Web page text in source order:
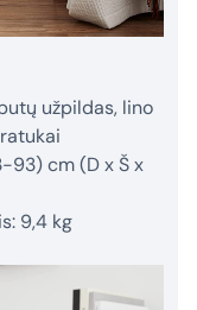
užpildas, lino
93) cm (D x Š x
9,4 kg